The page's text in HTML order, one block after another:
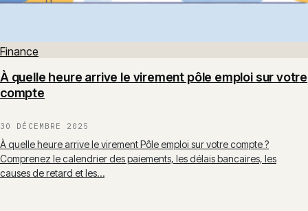
Finance
À quelle heure arrive le virement pôle emploi sur votre
compte
30 DÉCEMBRE 2025
À quelle heure arrive le virement Pôle emploi sur votre compte ?
Comprenez le calendrier des paiements, les délais bancaires, les
causes de retard et les…